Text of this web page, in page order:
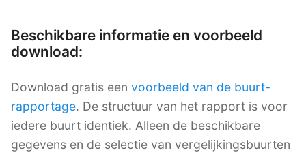
Beschikbare informatie en voorbeeld
download:
Download gratis een voorbeeld van de buurt-
rapportage. De structuur van het rapport is voor
iedere buurt identiek. Alleen de beschikbare
gegevens en de selectie van vergelijkingsbuurten